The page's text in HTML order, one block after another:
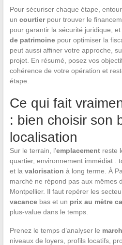
Pour sécuriser chaque étape,
un courtierpour trouver le
pour garantir la sécurité juridique, et
de patrimoinepour optimiser la
peut aussi affiner votre approche,
projet. En résumé, posez vos
cohérence de votre opération et
étape.
Ce qui fait
: bien choisir son
localisation
Sur le terrain, l’emplacementreste
quartier, environnement immédiat :
et la valorisation à long terme. À
marché ne répond pas aux mêmes
Montpellier. Il faut repérer les
vacancebas et un prix au mètre
plus-value dans le temps.
Prenez le temps d’analyser le
niveaux de loyers, profils locatifs,